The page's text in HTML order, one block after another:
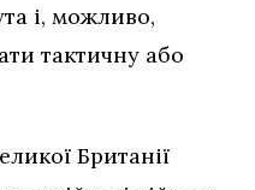
і, можливо,
тактичну або
Британії